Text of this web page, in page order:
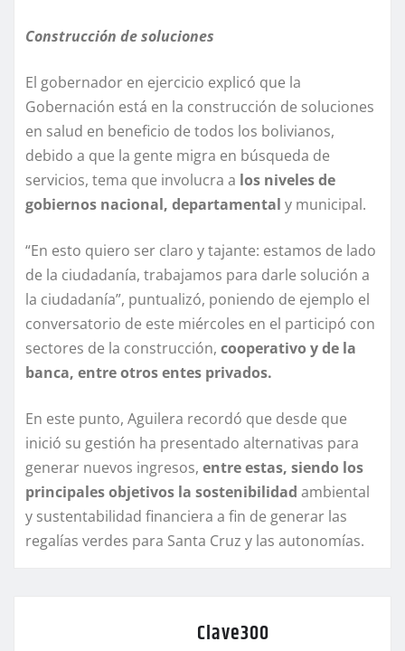
Construcción de soluciones
El gobernador en ejercicio explicó que la
Gobernación está en la construcción de soluciones
en salud en beneficio de todos los bolivianos,
debido a que la gente migra en búsqueda de
servicios, tema que involucra a los niveles de
gobiernos nacional, departamental y municipal.
“En esto quiero ser claro y tajante: estamos de lado
de la ciudadanía, trabajamos para darle solución a
la ciudadanía”, puntualizó, poniendo de ejemplo el
conversatorio de este miércoles en el participó con
sectores de la construcción, cooperativo y de la
banca, entre otros entes privados.
En este punto, Aguilera recordó que desde que
inició su gestión ha presentado alternativas para
generar nuevos ingresos, entre estas, siendo los
principales objetivos la sostenibilidad ambiental
y sustentabilidad financiera a fin de generar las
regalías verdes para Santa Cruz y las autonomías.
Clave300